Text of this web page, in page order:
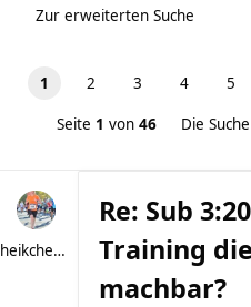
Zur erweiterten Suche
1 2 3 4 5
Seite 1 von 46 Die
heikchen007
Re: Sub
Training
machbar?